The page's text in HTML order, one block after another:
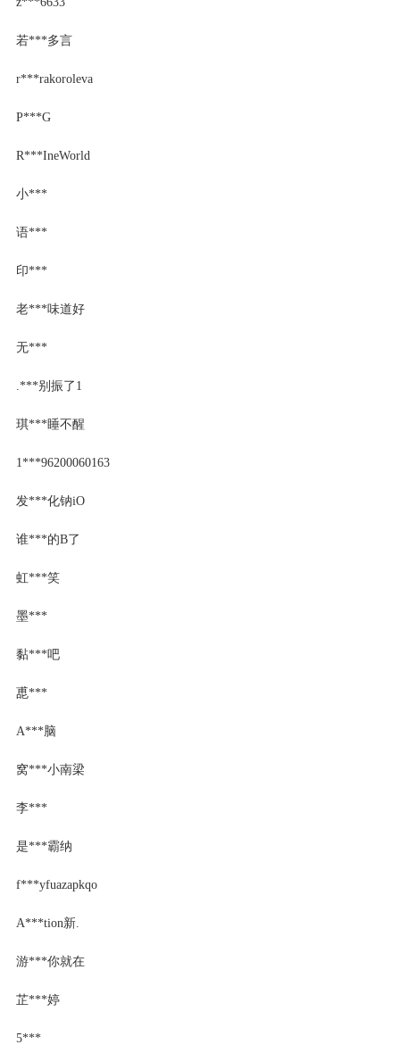
若***多言
r***rakoroleva
P***G
R***IneWorld
小***
语***
印***
老***味道好
无***
.***别振了1
琪***睡不醒
1***96200060163
发***化钠iO
谁***的B了
虹***笑
墨***
黏***吧
喸***
A***脑
窝***小南梁
李***
是***霸纳
f***yfuazapkqo
A***tion新.
游***你就在
芷***婷
5***